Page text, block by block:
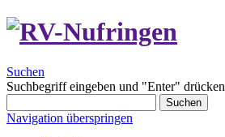
Suchen
Suchbegriff eingeben und "Enter" drücken
Suchen
Navigation überspringen